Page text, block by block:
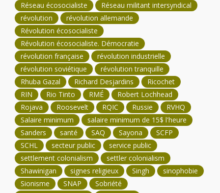
Réseau écosocialiste
Réseau militant intersyndical
révolution
révolution allemande
Révolution écosocialiste
Révolution écosocialiste. Démocratie
révolution française
révolution industrielle
révolution soviétique
révolution tranquille
Rhuba Gazal
Richard Desjardins
Ricochet
RIN
Rio Tinto RMÉ
Robert Lochhead
Rojava
Roosevelt RQIC Russie
RVHQ
Salaire minimum
salaire minimum de 15$ l'heure
Sanders
santé SAQ Sayona
SCFP
SCHL
secteur public
service public
settlement colonialism
settler colonialism
Shawinigan
signes religieux Singh
sinophobie
Sionisme
SNAP
Sobriété